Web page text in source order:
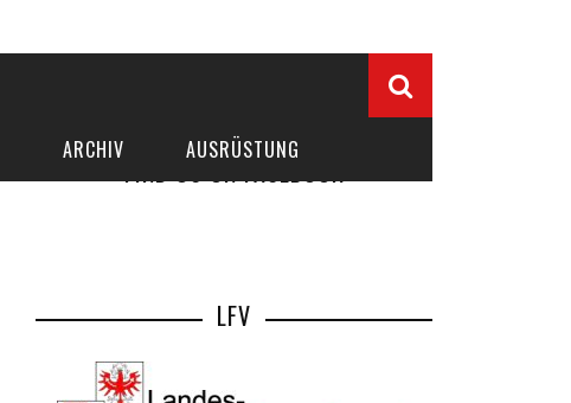
ARCHIV AUSRÜSTUNG
FIND US ON FACEBOOK
LFV